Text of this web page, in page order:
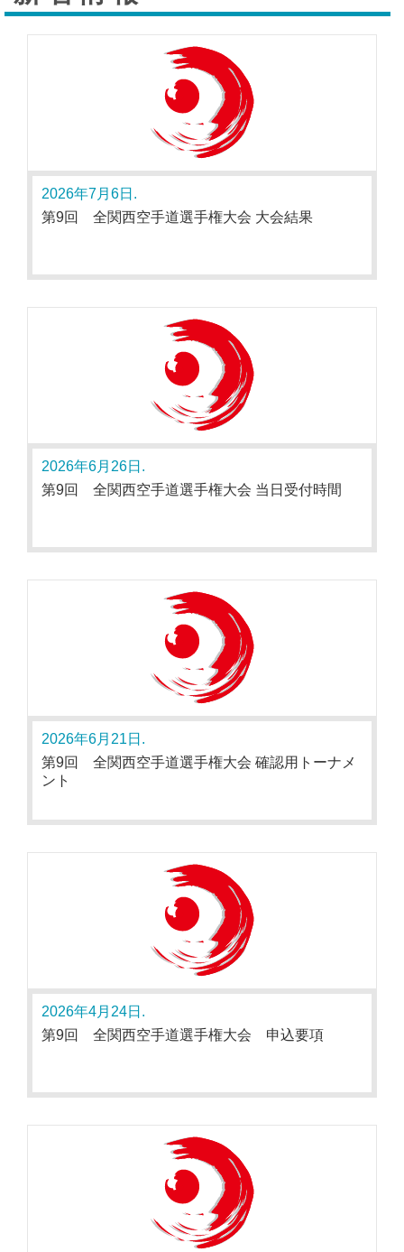
2026年7月6日.
第9回 全関西空手道選手権大会 大会結果
2026年6月26日.
第9回 全関西空手道選手権大会 当日受付時間
2026年6月21日.
第9回 全関西空手道選手権大会 確認用トーナメ
ント
2026年4月24日.
第9回 全関西空手道選手権大会 申込要項